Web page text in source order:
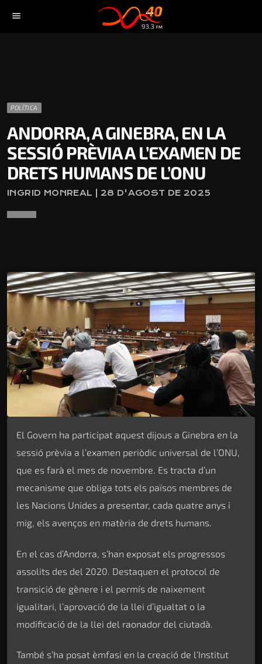
menu
POLÍTICA
ANDORRA, A GINEBRA, EN LA
SESSIÓ PRÈVIA A L’EXAMEN DE
DRETS HUMANS DE L’ONU
INGRID MONREAL | 28 D'AGOST DE 2025
El Govern ha participat aquest dijous a Ginebra en la
sessió prèvia a l’examen periòdic universal de l’ONU,
que es farà el mes de novembre. Es tracta d’un
mecanisme que obliga tots els països membres de
les Nacions Unides a presentar, cada quatre anys i
mig, els avenços en matèria de drets humans.
En el cas d’Andorra, s’han exposat els progressos
assolits des del 2020. Destaquen el protocol de
transició de gènere i el permís de naixement
igualitari, l’aprovació de la llei d’igualtat o la
modificació de la llei del raonador del ciutadà.
També s’ha posat èmfasi en la creació de l’Institut